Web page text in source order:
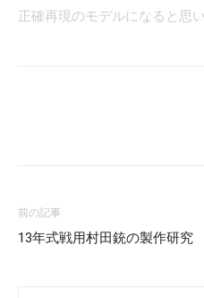
正確再現のモデルになると思
前の記事
13年式戦用村田銃の製作研究